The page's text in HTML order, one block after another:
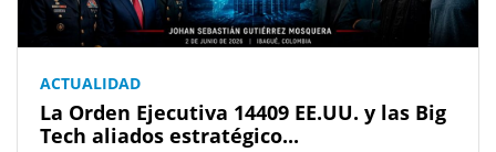
ACTUALIDAD
La Orden Ejecutiva 14409 EE.UU. y las Big
Tech aliados estratégico...